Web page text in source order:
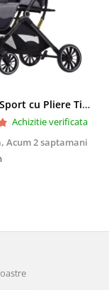
Carucior Sport cu Pliere Tip Troller si Maner Reversibil - Gri
Achizitie verificata
Acum 2 saptamani